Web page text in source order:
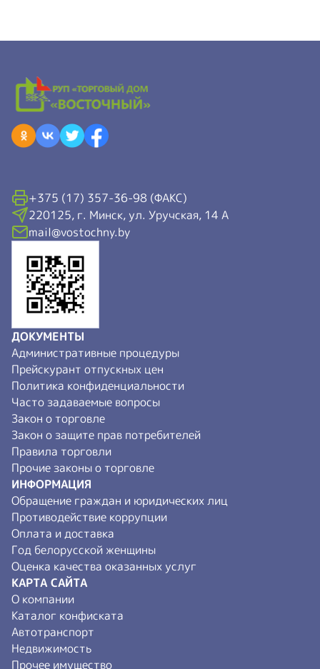
+375 (17) 357-36-98 (ФАКС)
220125, г. Минск, ул. Уручская, 14 А
mail@vostochny.by
ДОКУМЕНТЫ
Административные процедуры
Прейскурант отпускных цен
Политика конфиденциальности
Часто задаваемые вопросы
Закон о торговле
Закон о защите прав потребителей
Правила торговли
Прочие законы о торговле
ИНФОРМАЦИЯ
Обращение граждан и юридических лиц
Противодействие коррупции
Оплата и доставка
Год белорусской женщины
Оценка качества оказанных услуг
КАРТА САЙТА
О компании
Каталог конфиската
Автотранспорт
Недвижимость
Прочее имущество